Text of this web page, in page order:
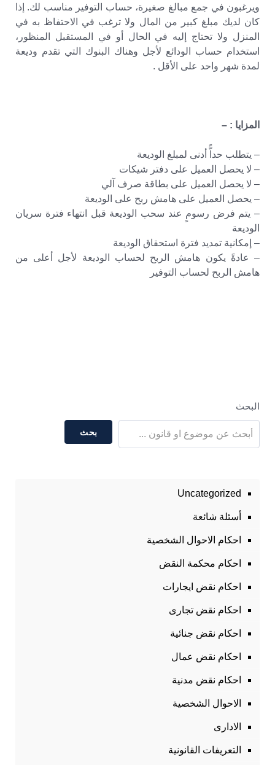
ويرغبون في جمع مبالغ صغيرة، حساب التوفير مناسب لك. إذا
كان لديك مبلغ كبير من المال ولا ترغب في الاحتفاظ به في
المنزل ولا تحتاج إليه في الحال أو في المستقبل المنظور،
استخدام حساب الودائع لأجل وهناك البنوك التي تقدم وديعة
لمدة شهر واحد على الأقل .
المزايا : –
– يتطلب حداًّ أدنى لمبلغ الوديعة
– لا يحصل العميل على دفتر شيكات
– لا يحصل العميل على بطاقة صرف آلي
– يحصل العميل على هامش ربح على الوديعة
– يتم فرض رسومٍ عند سحب الوديعة قبل انتهاء فترة سريان
الوديعة
– إمكانية تمديد فترة استحقاق الوديعة
– عادةً يكون هامش الربح لحساب الوديعة لأجل أعلى من
هامش الربح لحساب التوفير
البحث
بحث
Uncategorized
أسئلة شائعة
احكام الاحوال الشخصية
احكام محكمة النقض
احكام نقض ايجارات
احكام نقض تجارى
احكام نقض جنائية
احكام نقض عمال
احكام نقض مدنية
الاحوال الشخصية
الادارى
التعريفات القانونية